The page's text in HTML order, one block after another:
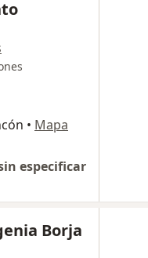
• Mapa
especificar
Borja